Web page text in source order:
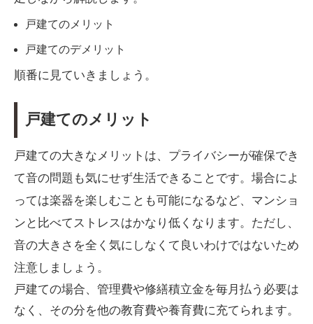
戸建てのメリット
戸建てのデメリット
順番に見ていきましょう。
戸建てのメリット
戸建ての大きなメリットは、プライバシーが確保でき
て音の問題も気にせず生活できることです。場合によ
っては楽器を楽しむことも可能になるなど、マンショ
ンと比べてストレスはかなり低くなります。ただし、
音の大きさを全く気にしなくて良いわけではないため
注意しましょう。
戸建ての場合、管理費や修繕積立金を毎月払う必要は
なく、その分を他の教育費や養育費に充てられます。